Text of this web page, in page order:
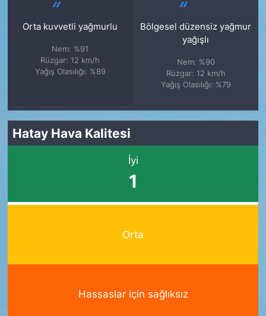
Orta kuvvetli yağmurlu
Nem: %91
Rüzgar: 12 km/h
Yağış Olasılığı: %89
Bölgesel düzensiz yağmur
yağışlı
Nem: %90
Rüzgar: 12 km/h
Yağış Olasılığı: %79
Hatay Hava Kalitesi
İyi
1
Orta
Hassaslar için sağlıksız